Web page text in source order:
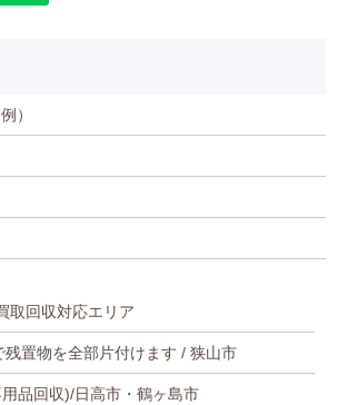
）
取回収対応エリア
残置物を全部片付けます / 狭山市
品回収)/日高市・鶴ヶ島市